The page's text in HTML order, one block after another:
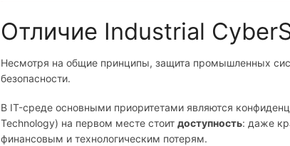
Отличие Industrial
Несмотря на общие принципы, защита промышленных
безопасности.
В IT-среде основными приоритетами являются
Technology) на первом месте стоит доступность: даже
финансовым и технологическим потерям.